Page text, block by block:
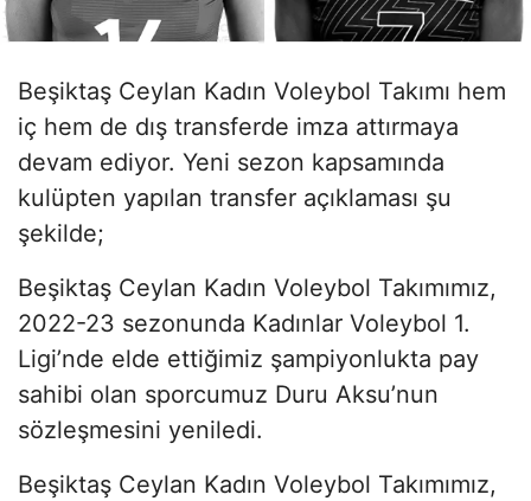
Beşiktaş Ceylan Kadın Voleybol Takımı hem
iç hem de dış transferde imza attırmaya
devam ediyor. Yeni sezon kapsamında
kulüpten yapılan transfer açıklaması şu
şekilde;
Beşiktaş Ceylan Kadın Voleybol Takımımız,
2022-23 sezonunda Kadınlar Voleybol 1.
Ligi’nde elde ettiğimiz şampiyonlukta pay
sahibi olan sporcumuz Duru Aksu’nun
sözleşmesini yeniledi.
Beşiktaş Ceylan Kadın Voleybol Takımımız,